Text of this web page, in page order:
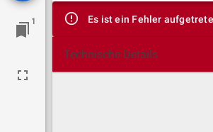
1 Es ist ein Fehler
Technische Details